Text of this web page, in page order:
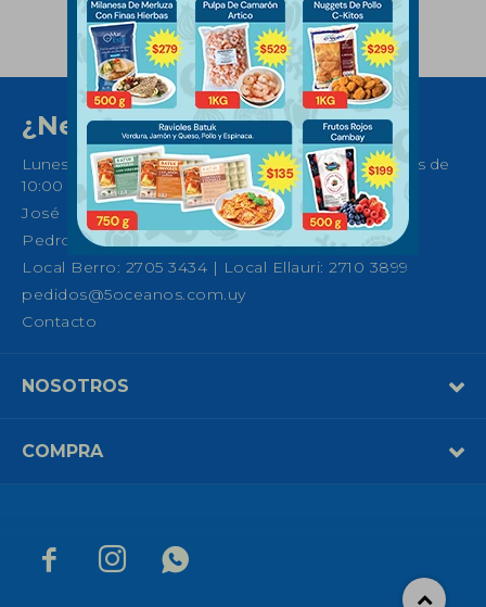
  
¿Necesitas ayuda?
Lunes a Sábados de 08:30 a 21:00 horas y Domingos de
10:00 a 14:00
José Ellauri 558, Montevideo
Pedro Fco. Berro 1039, Montevideo
Local Berro: 2705 3434 | Local Ellauri: 2710 3899
pedidos@5oceanos.com.uy
Contacto
NOSOTROS
COMPRA